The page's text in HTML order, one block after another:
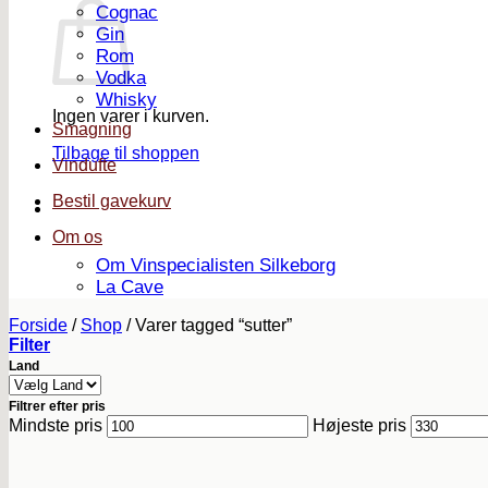
Ingen varer i kurven.
Tilbage til shoppen
Cognac
Gin
Rom
Vodka
Whisky
Smagning
Vindufte
Bestil gavekurv
Om os
Om Vinspecialisten Silkeborg
La Cave
Forside / Shop /Varer tagged “sutter”
Filter
Land
Filtrer efter pris
Mindste pris Højeste pris